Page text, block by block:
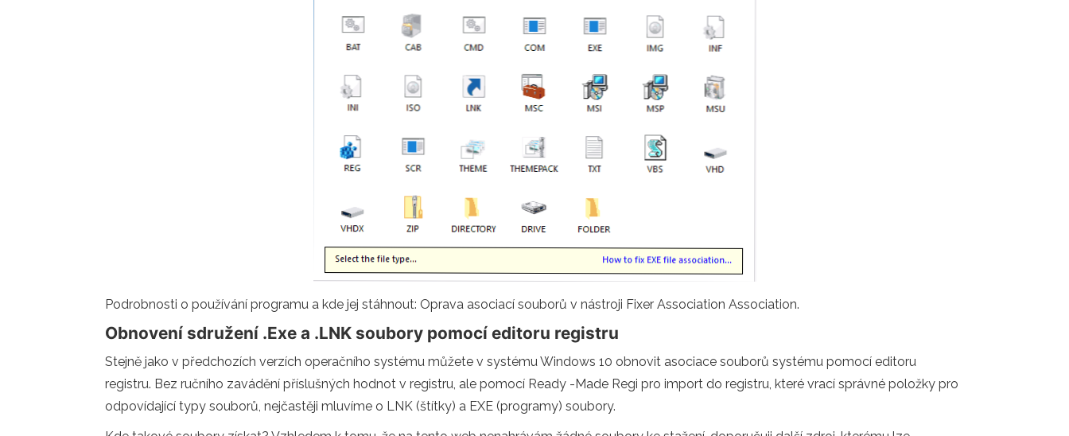
Podrobnosti o používání programu a kde jej stáhnout: Oprava asociací souborů v nástroji Fixer Association Association.
Obnovení sdružení .Exe a .LNK soubory pomocí editoru registru
Stejně jako v předchozích verzích operačního systému můžete v systému Windows 10 obnovit asociace souborů systému pomocí editoru
registru. Bez ručního zavádění příslušných hodnot v registru, ale pomocí Ready -Made Regi pro import do registru, které vrací správné položky pro
odpovídající typy souborů, nejčastěji mluvíme o LNK (štítky) a EXE (programy) soubory.